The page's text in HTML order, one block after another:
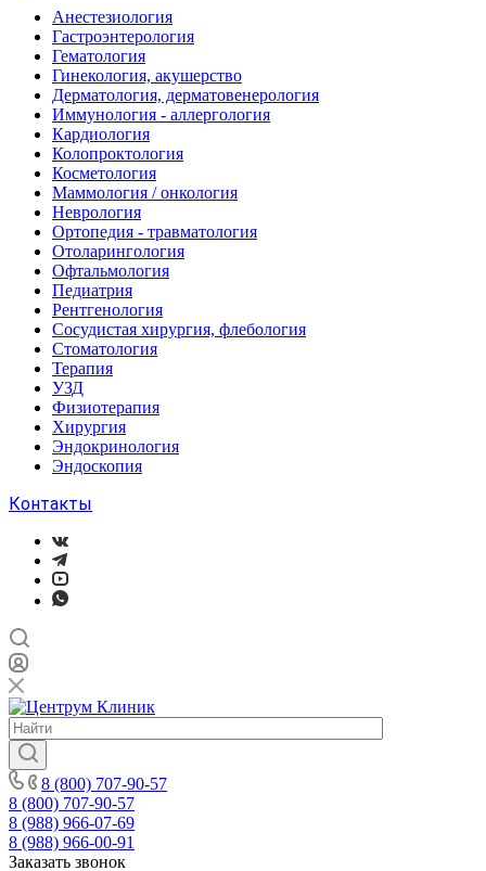
Анестезиология
Гастроэнтерология
Гематология
Гинекология, акушерство
Дерматология, дерматовенерология
Иммунология - аллергология
Кардиология
Колопроктология
Косметология
Маммология / онкология
Неврология
Ортопедия - травматология
Отоларингология
Офтальмология
Педиатрия
Рентгенология
Сосудистая хирургия, флебология
Стоматология
Терапия
УЗД
Физиотерапия
Хирургия
Эндокринология
Эндоскопия
Контакты
8 (800) 707-90-57
8 (800) 707-90-57
8 (988) 966-07-69
8 (988) 966-00-91
Заказать звонок